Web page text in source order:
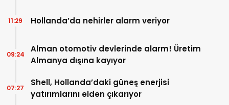
Hollanda’da nehirler alarm veriyor
11:29
Alman otomotiv devlerinde alarm! Üretim
Almanya dışına kayıyor
09:24
Shell, Hollanda’daki güneş enerjisi
yatırımlarını elden çıkarıyor
07:27